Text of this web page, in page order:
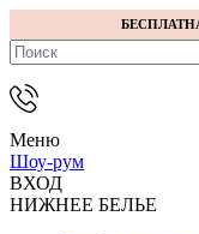
Меню
Шоу-рум
ВХОД
НИЖНЕЕ БЕЛЬЕ